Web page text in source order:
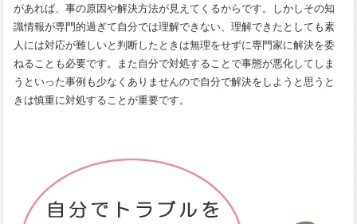
があれば、事の原因や解決方法が見えてくるからです。しかしその知
識情報が専門的過ぎて自分では理解できない、理解できたとしても素
人には対応が難しいと判断したときは無理をせずに専門家に解決を委
ねることも必要です。また自分で対処することで事態が悪化してしま
うといった事例も少なくありませんので自分で解決をしようと思うと
きは慎重に対処することが重要です。